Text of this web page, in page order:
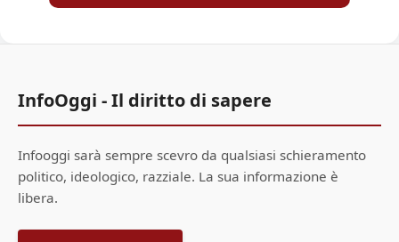
InfoOggi - Il diritto di sapere
Infooggi sarà sempre scevro da qualsiasi schieramento
politico, ideologico, razziale. La sua informazione è
libera.